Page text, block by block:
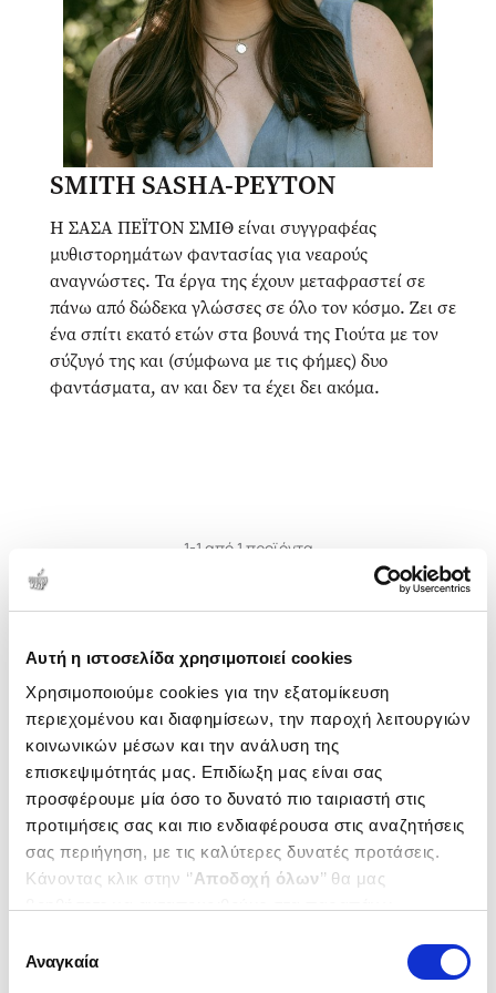
Αυτή η ιστοσελίδα χρησιμοποιεί cookies
Χρησιμοποιούμε cookies για την εξατομίκευση
περιεχομένου και διαφημίσεων, την παροχή λειτουργιών
κοινωνικών μέσων και την ανάλυση της
επισκεψιμότητάς μας. Επιδίωξη μας είναι σας
προσφέρουμε μία όσο το δυνατό πιο ταιριαστή στις
προτιμήσεις σας και πιο ενδιαφέρουσα στις αναζητήσεις
σας περιήγηση, με τις καλύτερες δυνατές προτάσεις.
Κάνοντας κλικ στην ‘’Αποδοχή όλων’’ θα μας
ενδιαφέρουν και να επιλέξετε από τα παρακάτω με την
΄΄και να ενημερωθείτε σχετικά με
συγκατάθεσης
Αναγκαία
SMITH SASHA-PEYTON
Η ΣΑΣΑ ΠΕΪΤΟΝ ΣΜΙΘ είναι συγγραφέας
μυθιστορημάτων φαντασίας για νεαρούς
αναγνώστες. Τα έργα της έχουν μεταφραστεί σε
πάνω από δώδεκα γλώσσες σε όλο τον κόσμο. Ζει σε
ένα σπίτι εκατό ετών στα βουνά της Γιούτα με τον
σύζυγό της και (σύμφωνα με τις φήμες) δυο
φαντάσματα, αν και δεν τα έχει δει ακόμα.
1-1 από 1 προϊόντα
Δημοτικότητα
Η συμφωνία των ρόδων